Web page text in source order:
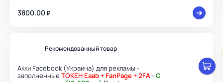
3800.00₽
Рекомендованный товар
Акки Facebook (Украина) для рекламы -
заполненные ТОКЕН Eaab + FanPage + 2FA-С